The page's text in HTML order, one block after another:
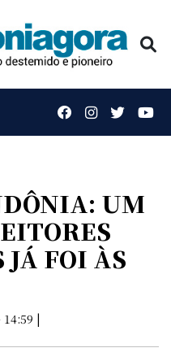
UM
FOI ÀS
|